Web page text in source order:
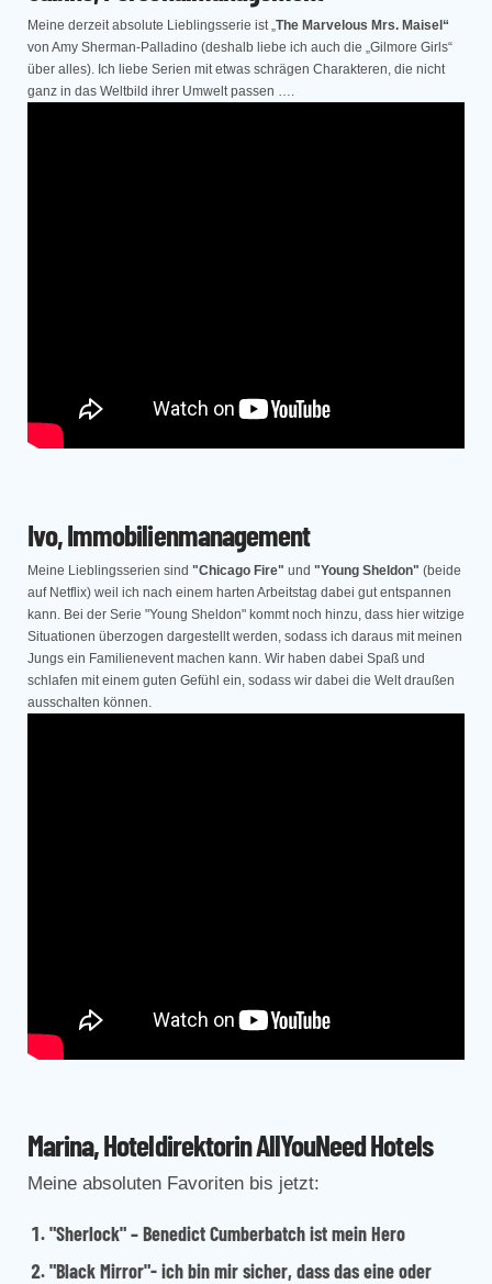
Meine derzeit absolute Lieblingsserie ist „The Marvelous Mrs. Maisel“
von Amy Sherman-Palladino (deshalb liebe ich auch die „Gilmore Girls“
über alles). Ich liebe Serien mit etwas schrägen Charakteren, die nicht
ganz in das Weltbild ihrer Umwelt passen ….
Ivo, Immobilienmanagement
Meine Lieblingsserien sind "Chicago Fire" und "Young Sheldon" (beide
auf Netflix) weil ich nach einem harten Arbeitstag dabei gut entspannen
kann. Bei der Serie "Young Sheldon" kommt noch hinzu, dass hier witzige
Situationen überzogen dargestellt werden, sodass ich daraus mit meinen
Jungs ein Familienevent machen kann. Wir haben dabei Spaß und
schlafen mit einem guten Gefühl ein, sodass wir dabei die Welt draußen
ausschalten können.
Marina, Hoteldirektorin AllYouNeed Hotels
Meine absoluten Favoriten bis jetzt:
"Sherlock"– Benedict Cumberbatch ist mein Hero
"Black Mirror"- ich bin mir sicher, dass das eine oder